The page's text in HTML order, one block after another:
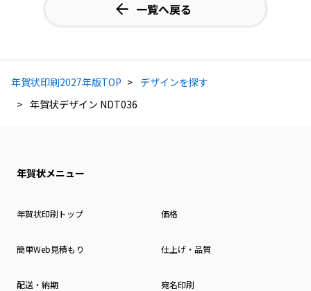
一覧へ戻る
年賀状印刷2027年版TOP
デザインを探す
年賀状デザイン NDT036
年賀状メニュー
年賀状印刷トップ 価格
簡単Web見積もり 仕上げ・品質
配送・納期 宛名印刷